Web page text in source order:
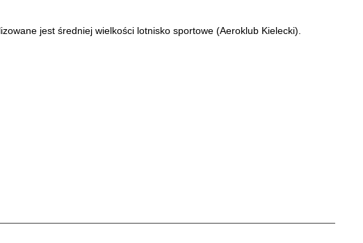
jest średniej wielkości lotnisko sportowe (Aeroklub Kielecki).